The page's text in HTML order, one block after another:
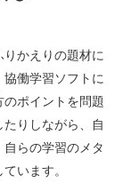
かえりの題材に
働学習ソフトに
ポイントを問題
りしながら、自
らの学習のメタ
います。